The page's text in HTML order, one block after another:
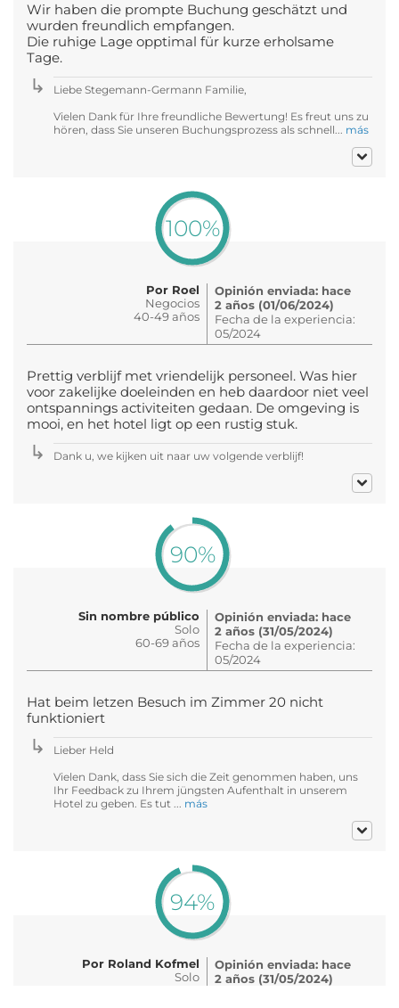
Wir haben die prompte Buchung geschätzt und
wurden freundlich empfangen.
Die ruhige Lage opptimal für kurze erholsame
Tage.
Liebe Stegemann-Germann Familie,
Vielen Dank für Ihre freundliche Bewertung! Es freut uns zu
hören, dass Sie unseren Buchungsprozess als schnell... más
100%
Por Roel
Negocios
40-49 años
Opinión enviada: hace
2 años (01/06/2024)
Fecha de la experiencia:
05/2024
Prettig verblijf met vriendelijk personeel. Was hier
voor zakelijke doeleinden en heb daardoor niet veel
ontspannings activiteiten gedaan. De omgeving is
mooi, en het hotel ligt op een rustig stuk.
Dank u, we kijken uit naar uw volgende verblijf!
90%
Sin nombre público
Solo
60-69 años
Opinión enviada: hace
2 años (31/05/2024)
Fecha de la experiencia:
05/2024
Hat beim letzen Besuch im Zimmer 20 nicht
funktioniert
Lieber Held
Vielen Dank, dass Sie sich die Zeit genommen haben, uns
Ihr Feedback zu Ihrem jüngsten Aufenthalt in unserem
Hotel zu geben. Es tut ... más
94%
Por Roland Kofmel
Solo
Opinión enviada: hace
2 años (31/05/2024)